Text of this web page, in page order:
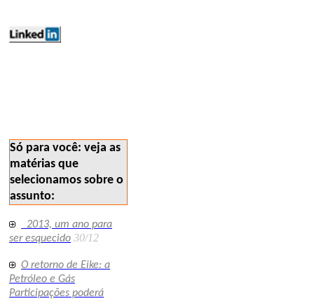
Só para você: veja as
matérias que
selecionamos sobre o
assunto:
2013, um ano para
ser esquecido 30/12
O retorno de Eike: a
Petróleo e Gás
Participações poderá